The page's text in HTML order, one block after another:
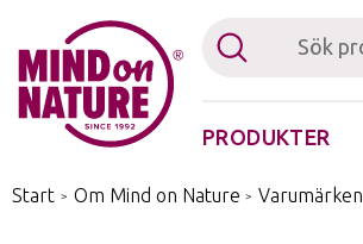
PRODUKTER
Start / Om Mind on Nature / Varumärken